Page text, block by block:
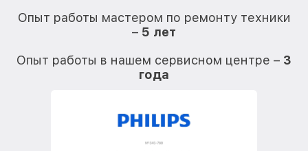
Опыт работы мастером по ремонту техники
– 5 лет
Опыт работы в нашем сервисном центре – 3
года